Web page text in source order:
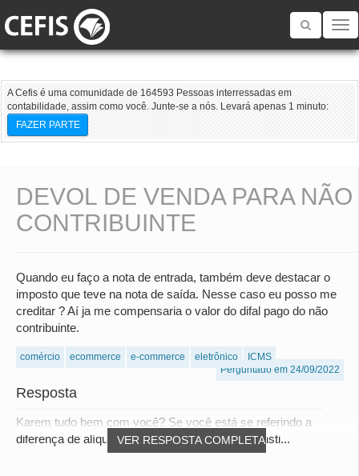
Toggle
A Cefis é uma comunidade de 164593 Pessoas interressadas em
contabilidade, assim como você. Junte-se a nós. Levará apenas 1 minuto:
FAZER PARTE
DEVOL DE VENDA PARA NÃO
CONTRIBUINTE
Quando eu faço a nota de entrada, também deve destacar o
imposto que teve na nota de saída. Nesse caso eu posso me
creditar ? Aí ja me compensaria o valor do difal pago do não
contribuinte.
comércio ecommerce e-commerce eletrônico
ICMS
Perguntado em 24/09/2022
Resposta
VER RESPOSTA COMPLETA
Karem tudo bem com você? Se você está se referindo a
diferença de alíquotas do ICMS da Emenda Consti...